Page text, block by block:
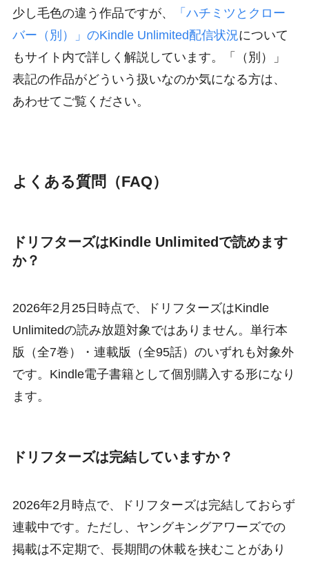
少し毛色の違う作品ですが、
「ハチミツとクロー
バー（別）」のKindle Unlimited配信状況について
もサイト内で詳しく解説しています。「（別）」
表記の作品がどういう扱いなのか気になる方は、
あわせてご覧ください。
よくある質問（FAQ）
ドリフターズはKindle Unlimitedで読めます
か？
2026年2月25日時点で、ドリフターズはKindle
Unlimitedの読み放題対象ではありません。単行本
版（全7巻）・連載版（全95話）のいずれも対象外
です。Kindle電子書籍として個別購入する形になり
ます。
ドリフターズは完結していますか？
2026年2月時点で、ドリフターズは完結しておらず
連載中です。ただし、ヤングキングアワーズでの
掲載は不定期で、長期間の休載を挟むことがあり